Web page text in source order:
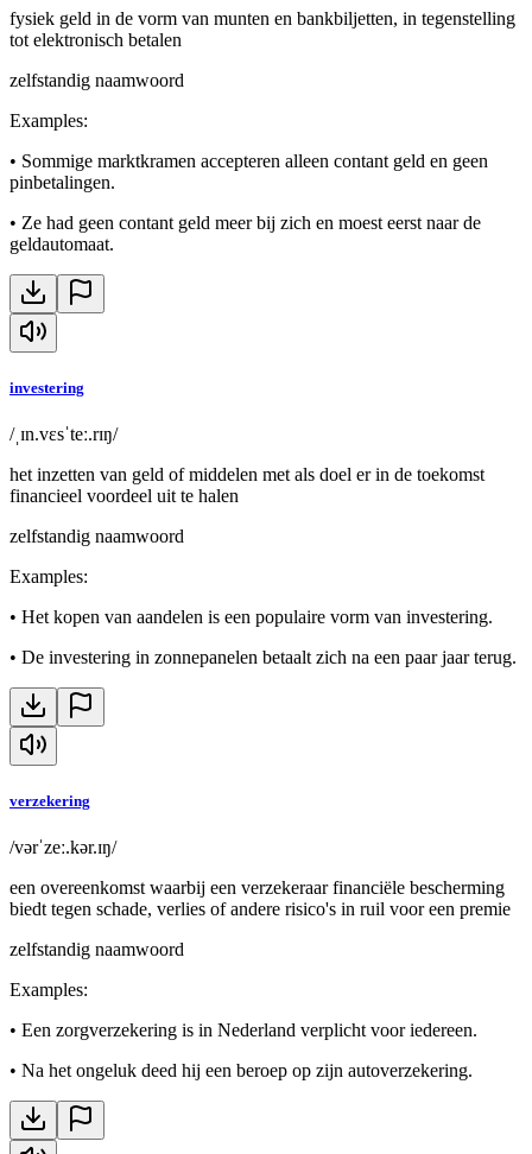
fysiek geld in de vorm van munten en bankbiljetten, in tegenstelling
tot elektronisch betalen
zelfstandig naamwoord
Examples:
• Sommige marktkramen accepteren alleen contant geld en geen
pinbetalingen.
• Ze had geen contant geld meer bij zich en moest eerst naar de
geldautomaat.
investering
/ˌɪn.vɛsˈteː.rɪŋ/
het inzetten van geld of middelen met als doel er in de toekomst
financieel voordeel uit te halen
zelfstandig naamwoord
Examples:
• Het kopen van aandelen is een populaire vorm van investering.
• De investering in zonnepanelen betaalt zich na een paar jaar terug.
verzekering
/vərˈzeː.kər.ɪŋ/
een overeenkomst waarbij een verzekeraar financiële bescherming
biedt tegen schade, verlies of andere risico's in ruil voor een premie
zelfstandig naamwoord
Examples:
• Een zorgverzekering is in Nederland verplicht voor iedereen.
• Na het ongeluk deed hij een beroep op zijn autoverzekering.